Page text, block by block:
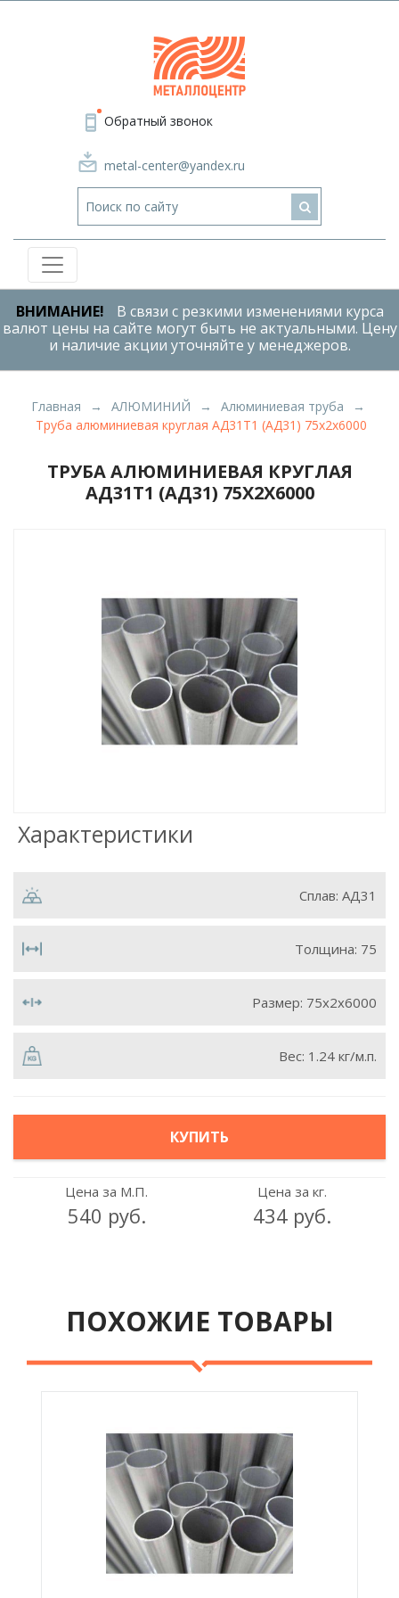
Обратный звонок
metal-center@yandex.ru
ВНИМАНИЕ!
В связи с резкими изменениями курса
валют цены на сайте могут быть не актуальными. Цену
и наличие акции уточняйте у менеджеров.
Главная АЛЮМИНИЙ
Алюминиевая труба
Труба алюминиевая круглая АД31Т1 (АД31) 75х2х6000
ТРУБА АЛЮМИНИЕВАЯ КРУГЛАЯ
АД31Т1 (АД31) 75Х2Х6000
Характеристики
Сплав: АД31
Толщина: 75
Размер: 75х2х6000
Вес: 1.24 кг/м.п.
КУПИТЬ
Цена за М.П.
540 руб.
Цена за кг.
434 руб.
ПОХОЖИЕ ТОВАРЫ